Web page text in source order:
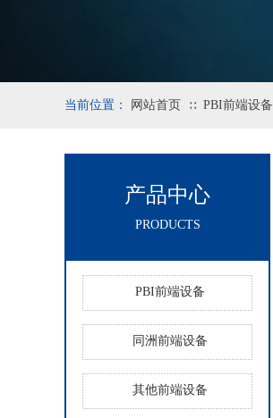
网站首页 ∷ PBI前端设备
当前位置：
产品中心
PRODUCTS
PBI前端设备
同洲前端设备
其他前端设备